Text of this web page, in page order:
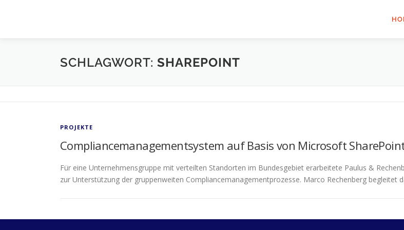
SCHLAGWORT: SHAREPOINT
PROJEKTE
Compliancemanagementsystem auf Basis von Microsoft
Für eine Unternehmensgruppe mit verteilten Standorten im Bundesgebiet erarbeitete Paulus &
zur Unterstützung der gruppenweiten Compliancemanagementprozesse. Marco Rechenberg begleitet